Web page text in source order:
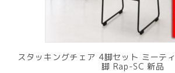
スタッキングチェア 4脚セット ミーテ
脚 Rap-SC 新品